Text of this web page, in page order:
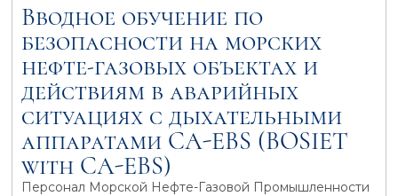
Вводное обучение по
безопасности на морcких
нефте-газовых объектах и
действиям в аварийных
ситуациях с дыхательными
аппаратами CA-EBS (BOSIET
with CA-EBS)
Персонал Морской Нефте-Газовой Промышленности